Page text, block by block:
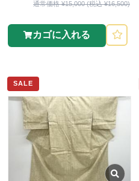
通常価格 ¥15,000 (税込 ¥16,500)
カゴに入れる
SALE